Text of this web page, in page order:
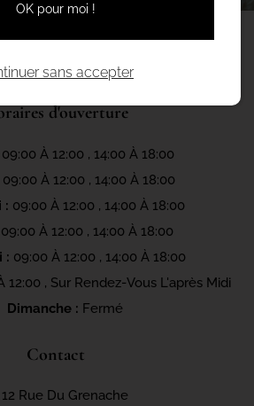
d'ouverture
09:00 À 12:00 , 14:00 À 18:00
09:00 À 12:00 , 14:00 À 18:00
: 09:00 À 12:00 , 14:00 À 18:00
09:00 À 12:00 , 14:00 À 18:00
: 09:00 À 12:00 , 14:00 À 18:00
12:00 , Sur Rendez-Vous L'après Midi
Dimanche : Fermé
Contact
12 Rue Du Grenache
OK pour moi !
sans accepter